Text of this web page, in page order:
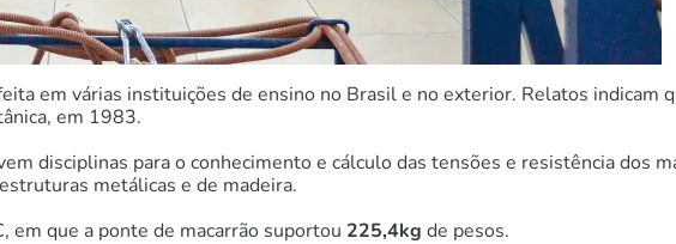
em várias instituições de ensino no Brasil e no exterior. Relatos indicam
em 1983.
disciplinas para o conhecimento e cálculo das tensões e resistência dos
metálicas e de madeira.
em que a ponte de macarrão suportou 225,4kg de pesos.